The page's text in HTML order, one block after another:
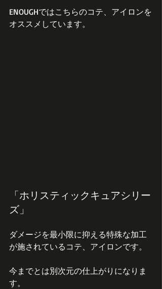
ENOUGHではこちらのコテ、アイロンを
オススメしています。
「ホリスティックキュアシリー
ズ」
ダメージを最小限に抑える特殊な加工
が施されているコテ、アイロンです。
今までとは別次元の仕上がりになりま
す。